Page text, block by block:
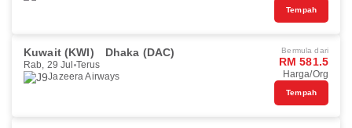
Tempah
Kuwait (KWI) Dhaka (DAC)
Rab, 29 Jul Terus
Jazeera Airways
Bermula dari
RM 581.5
Harga/Org
Tempah